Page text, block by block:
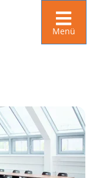
Menü